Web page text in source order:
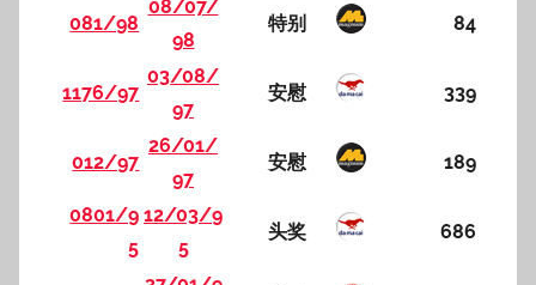
081/98
08/07/
98
特别 84
1176/97
03/08/
97
安慰 339
012/97
26/01/
97
安慰 189
0801/9
5
12/03/9
5
头奖 686